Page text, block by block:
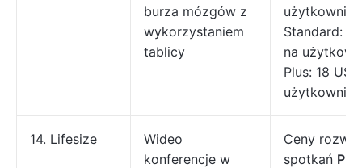
burza mózgów z
wykorzystaniem
tablicy
Standard:
na
Plus: 18
użytkownika
14. Lifesize
Wideo
konferencje w
Ceny
spotkań